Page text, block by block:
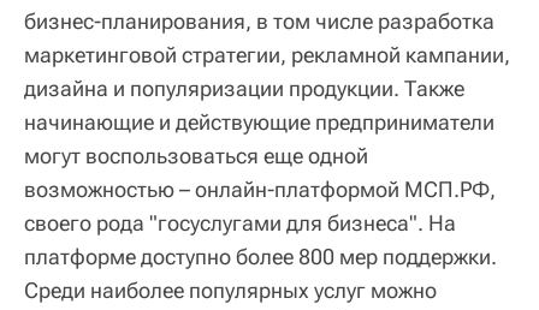
бизнес-планирования, в том числе разработка
маркетинговой стратегии, рекламной кампании,
дизайна и популяризации продукции. Также
начинающие и действующие предприниматели
могут воспользоваться еще одной
возможностью – онлайн-платформой МСП.РФ,
своего рода "госуслугами для бизнеса". На
платформе доступно более 800 мер поддержки.
Среди наиболее популярных услуг можно